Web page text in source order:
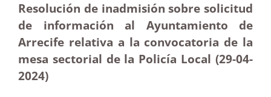
Resolución de inadmisión sobre solicitud
de información al Ayuntamiento de
Arrecife relativa a la convocatoria de la
mesa sectorial de la Policía Local (29-04-
2024)